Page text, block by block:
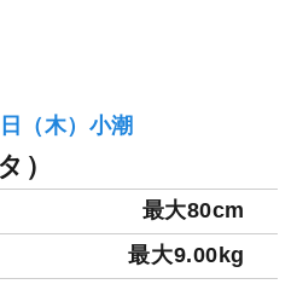
（木）小潮
）
最大80cm
最大9.00kg